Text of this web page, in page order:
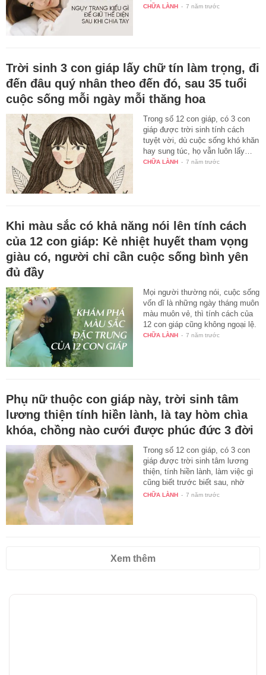
sống…
CHỮA LÀNH - 7 năm trước
Trời sinh 3 con giáp lấy chữ tín làm trọng, đi
đến đâu quý nhân theo đến đó, sau 35 tuổi
cuộc sống mỗi ngày mỗi thăng hoa
Trong số 12 con giáp, có 3 con
giáp được trời sinh tính cách
tuyệt vời, dù cuộc sống khó khăn
hay sung túc, họ vẫn luôn lấy…
CHỮA LÀNH - 7 năm trước
Khi màu sắc có khả năng nói lên tính cách
của 12 con giáp: Kẻ nhiệt huyết tham vọng
giàu có, người chỉ cần cuộc sống bình yên
đủ đầy
Mọi người thường nói, cuộc sống
vốn dĩ là những ngày tháng muôn
màu muôn vẻ, thì tính cách của
12 con giáp cũng không ngoại lệ.
CHỮA LÀNH - 7 năm trước
Phụ nữ thuộc con giáp này, trời sinh tâm
lương thiện tính hiền lành, là tay hòm chìa
khóa, chồng nào cưới được phúc đức 3 đời
Trong số 12 con giáp, có 3 con
giáp được trời sinh tâm lương
thiện, tính hiền lành, làm việc gì
cũng biết trước biết sau, nhờ
vậy…
CHỮA LÀNH - 7 năm trước
Xem thêm